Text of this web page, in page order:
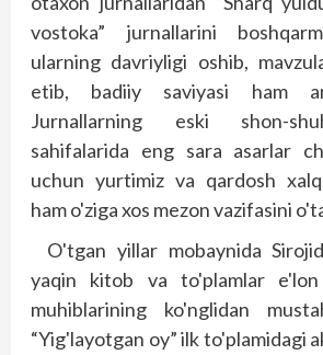
vostoka” jurnallarini
ularning davriyligi oshib,
etib, badiiy saviyasi ham
Jurnallarning eski shon-
sahifalarida eng sara asarlar
uchun yurtimiz va qardosh
ham o'ziga xos mezon vazifasini
O'tgan yillar mobaynida
yaqin kitob va to'plamlar
muhiblarining ko'ng­lidan
“Yig'layotgan oy” ilk to'plamidagi